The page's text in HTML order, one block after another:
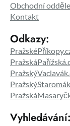
Obchodní
Kontakt
Odkazy:
Vyhledávání: